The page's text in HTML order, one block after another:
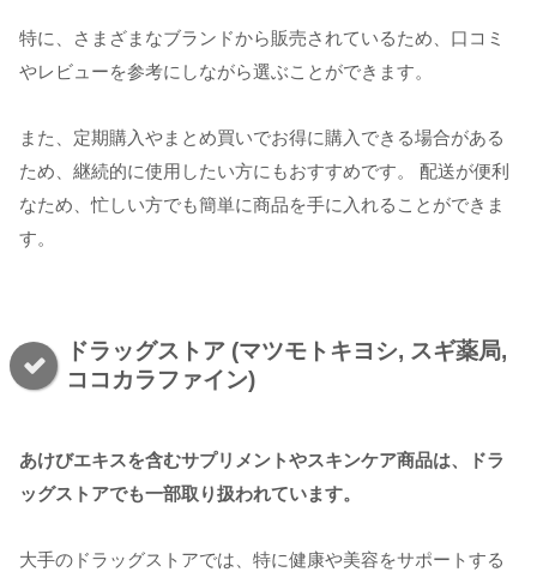
特に、さまざまなブランドから販売されているため、口コミ
やレビューを参考にしながら選ぶことができます。
また、定期購入やまとめ買いでお得に購入できる場合がある
ため、継続的に使用したい方にもおすすめです。 配送が便利
なため、忙しい方でも簡単に商品を手に入れることができま
す。
ドラッグストア (マツモトキヨシ, スギ薬局,
ココカラファイン)
あけびエキスを含むサプリメントやスキンケア商品は、ドラ
ッグストアでも一部取り扱われています。
大手のドラッグストアでは、特に健康や美容をサポートする